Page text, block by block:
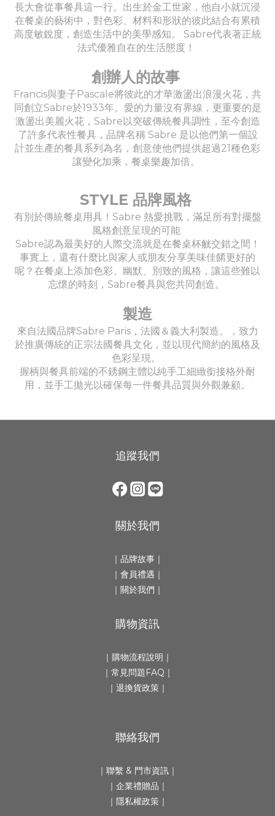
長大會從事餐具這一行。出生於金工世家，他自小就沉浸
在餐桌的藝術中，對色彩、材料和形狀的彼此結合有累積
高度敏銳度，創造生活中的美學感知。 Sabre代表著正統
法式優雅自在的生活態度！
創辦人的故事
Francis與妻子Pascale將彼此的才華激盪出浪漫火花，共
同創立Sabre於1933年。愛的力量沒有界線，更重要的是
激盪出美麗火花，Sabre以突破傳統餐具調性，至今創造
了許多代表性餐具，品牌名稱 Sabre 是以他們第一個設
計並生產的餐具系列為名，創意使他們提供超過21種色彩
讓變化加乘，餐桌樂趣加倍。
STYLE 品牌風格
有別於傳統餐桌用具！Sabre 熱愛挑戰，滿足所有對擺盤
風格創意呈現的可能
Sabre認為最美好的人際交流就是在餐桌杯觥交錯之間！
事實上，還有什麼比與家人或朋友分享美味佳餚更好的
呢？在餐桌上添加色彩、幽默、別致的風格，讓這些難以
忘懷的時刻，Sabre餐具與您共同創造。
製造
來自法國品牌Sabre Paris，法國＆義大利製造。，致力
於推廣傳統的正宗法國餐具文化，並以現代簡約的風格及
色彩呈現。
握柄與餐具前端的不銹鋼主體以純手工細緻銜接格外耐
用，並手工拋光以確保每一件餐具品質與外觀兼顧。
追蹤我們
關於我們
｜ 品牌故事 ｜
｜會員禮遇｜
｜ 關於我們 ｜
購物資訊
｜ 購物流程說明 ｜
｜ 常見問題FAQ ｜
｜ 退換貨政策 ｜
聯絡我們
｜ 聯繫 & 門市資訊 ｜
｜ 企業禮贈品 ｜
｜隱私權政策｜